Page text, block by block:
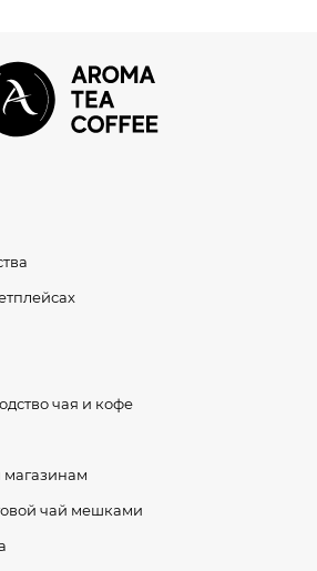
чая и кофе
чай мешками